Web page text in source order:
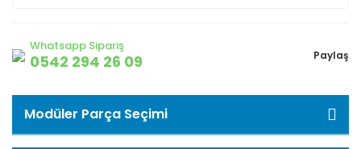
Whatsapp Sipariş
0542 294 26 09 Paylaş
Modüler Parça Seçimi